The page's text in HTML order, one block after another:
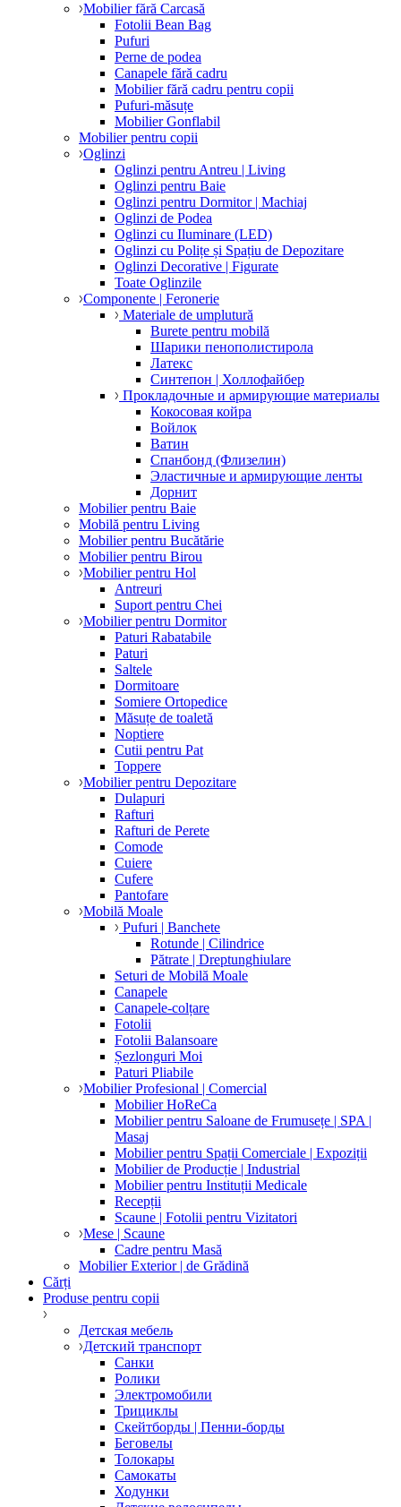
Mobilier fără Carcasă
Fotolii Bean Bag
Pufuri
Perne de podea
Canapele fără cadru
Mobilier fără cadru pentru copii
Pufuri-măsuțe
Mobilier Gonflabil
Mobilier pentru copii
Oglinzi
Oglinzi pentru Antreu | Living
Oglinzi pentru Baie
Oglinzi pentru Dormitor | Machiaj
Oglinzi de Podea
Oglinzi cu Iluminare (LED)
Oglinzi cu Polițe și Spațiu de Depozitare
Oglinzi Decorative | Figurate
Toate Oglinzile
Componente | Feronerie
Materiale de umplutură
Burete pentru mobilă
Шарики пенополистирола
Латекс
Синтепон | Холлофайбер
Прокладочные и армирующие материалы
Кокосовая койра
Войлок
Ватин
Спанбонд (Флизелин)
Эластичные и армирующие ленты
Дорнит
Mobilier pentru Baie
Mobilă pentru Living
Mobilier pentru Bucătărie
Mobilier pentru Birou
Mobilier pentru Hol
Antreuri
Suport pentru Chei
Mobilier pentru Dormitor
Paturi Rabatabile
Paturi
Saltele
Dormitoare
Somiere Ortopedice
Măsuțe de toaletă
Noptiere
Cutii pentru Pat
Toppere
Mobilier pentru Depozitare
Dulapuri
Rafturi
Rafturi de Perete
Comode
Cuiere
Cufere
Pantofare
Mobilă Moale
Pufuri | Banchete
Rotunde | Cilindrice
Pătrate | Dreptunghiulare
Seturi de Mobilă Moale
Canapele
Canapele-colțare
Fotolii
Fotolii Balansoare
Șezlonguri Moi
Paturi Pliabile
Mobilier Profesional | Comercial
Mobilier HoReCa
Mobilier pentru Saloane de Frumusețe | SPA |
Masaj
Mobilier pentru Spații Comerciale | Expoziții
Mobilier de Producție | Industrial
Mobilier pentru Instituții Medicale
Recepții
Scaune | Fotolii pentru Vizitatori
Mese | Scaune
Cadre pentru Masă
Mobilier Exterior | de Grădină
Cărți
Produse pentru copii
Детская мебель
Детский транспорт
Санки
Ролики
Электромобили
Трициклы
Скейтборды | Пенни-борды
Беговелы
Толокары
Самокаты
Ходунки